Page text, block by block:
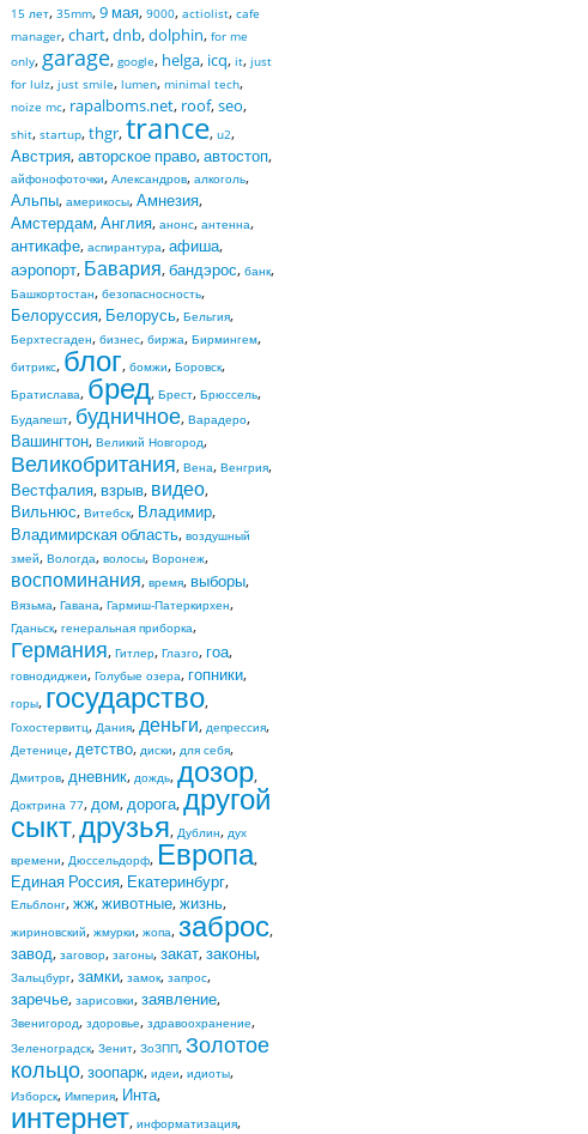
15 лет, 35mm,9 мая, 9000, actiolist, cafe
manager,chart,dnb,dolphin, for me
only, garage, google, helga, icq, it, just
for lulz, just smile, lumen, minimal tech,
noize mc, rapalboms.net, roof,seo,
shit, startup,thgr,trance, u2,
Австрия,авторское право,автостоп,
айфонофоточки, Александров, алкоголь,
Альпы, америкосы,Амнезия,
Амстердам,Англия, анонс, антенна,
антикафе, аспирантура,афиша,
аэропорт, Бавария,бандэрос, банк,
Башкортостан, безопасносность,
Белоруссия, Белорусь, Бельгия,
Берхтесгаден, бизнес, биржа, Бирмингем,
битрикс, блог, бомжи, Боровск,
Братислава, бред, Брест, Брюссель,
Будапешт, будничное, Варадеро,
Вашингтон, Великий Новгород,
Великобритания, Вена, Венгрия,
Вестфалия,взрыв, видео,
Вильнюс, Витебск, Владимир,
Владимирская область, воздушный
змей, Вологда, волосы, Воронеж,
воспоминания, время,выборы,
Вязьма, Гавана, Гармиш-Патеркирхен,
Гданьск, генеральная приборка,
Германия, Гитлер, Глазго,гоа,
говнодиджеи, Голубые озера,гопники,
горы, государство,
Гохостервитц, Дания,деньги, депрессия,
Детенице,детство, диски, для себя,
Дмитров,дневник, дождь,дозор,
Доктрина 77,дом,дорога,другой
сыкт,друзья, Дублин, дух
времени, Дюссельдорф, Европа,
Единая Россия, Екатеринбург,
Ельблонг,жж,животные,жизнь,
жириновский, жмурки, жопа,заброс,
завод, заговор, загоны,закат,законы,
Зальцбург,замки, замок, запрос,
заречье, зарисовки,заявление,
Звенигород, здоровье, здравоохранение,
Зеленоградск, Зенит, ЗоЗПП,Золотое
кольцо,зоопарк, идеи, идиоты,
Изборск, Империя, Инта,
интернет, информатизация,